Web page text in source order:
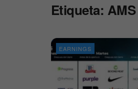
Etiqueta: AMS
EARNINGS